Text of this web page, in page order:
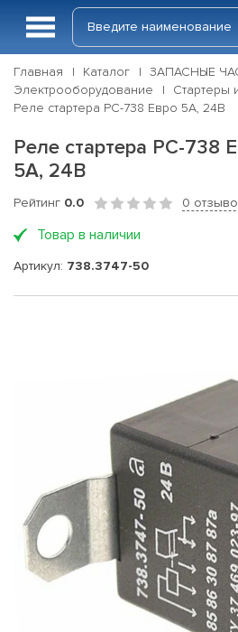
Главная Каталог
ЗАПАСНЫЕ
Электрооборудование
Стартеры
Реле стартера РС-738 Евро 5А, 24В
Реле стартера РС-738
5А, 24В
Рейтинг 0.0 0
Товар в наличии
Артикул: 738.3747-50